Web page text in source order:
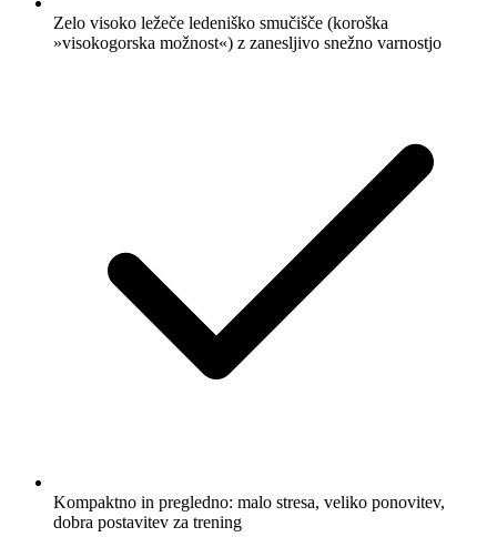
Zelo visoko ležeče ledeniško smučišče (koroška
»visokogorska možnost«) z zanesljivo snežno varnostjo
Kompaktno in pregledno: malo stresa, veliko ponovitev,
dobra postavitev za trening